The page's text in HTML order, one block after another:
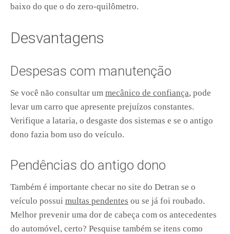
baixo do que o do zero-quilômetro.
Desvantagens
Despesas com manutenção
Se você não consultar um mecânico de confiança, pode
levar um carro que apresente prejuízos constantes.
Verifique a lataria, o desgaste dos sistemas e se o antigo
dono fazia bom uso do veículo.
Pendências do antigo dono
Também é importante checar no site do Detran se o
veículo possui multas pendentes ou se já foi roubado.
Melhor prevenir uma dor de cabeça com os antecedentes
do automóvel, certo? Pesquise também se itens como